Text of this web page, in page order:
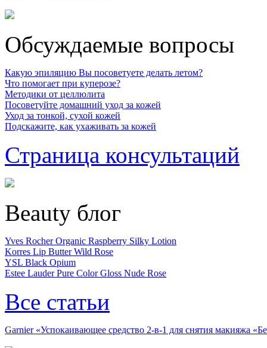
Обсуждаемые вопросы
Какую эпиляцию Вы посоветуете делать летом?
Что помогает при куперозе?
Методики от целлюлита
Посоветуйте домашний уход за кожей
Уход за тонкой, сухой кожей
Подскажите, как ухаживать за кожей
Страница консультаций
Beauty блог
Yves Rocher Organic Raspberry Silky Lotion
Korres Lip Butter Wild Rose
YSL Black Opium
Estee Lauder Pure Color Gloss Nude Rose
Все статьи
Garnier «Успокаивающее средство 2-в-1 для снятия макияжа